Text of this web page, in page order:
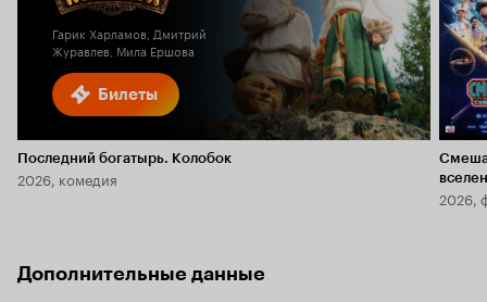
Билеты
Гарик Харламов, Дмитрий
Журавлев, Мила Ершова
Последний богатырь. Колобок
2026, комедия
2026,
Дополнительные данные